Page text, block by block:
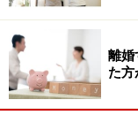
離婚
た方